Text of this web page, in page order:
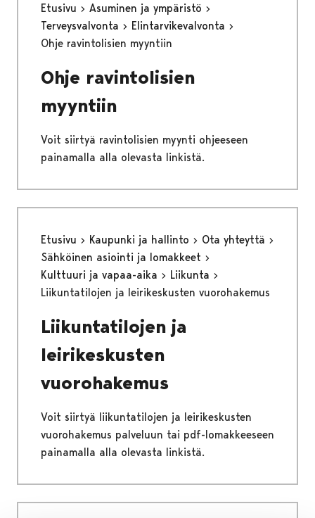
Etusivu
Asuminen ja ympäristö
Terveysvalvonta
Elintarvikevalvonta
Ohje ravintolisien myyntiin
Ohje ravintolisien
myyntiin
Voit siirtyä ravintolisien myynti ohjeeseen
painamalla alla olevasta linkistä.
Etusivu Kaupunki ja hallinto
Ota yhteyttä
Sähköinen asiointi ja lomakkeet
Kulttuuri ja vapaa-aika
Liikunta
Liikuntatilojen ja leirikeskusten vuorohakemus
Liikuntatilojen ja
leirikeskusten
vuorohakemus
Voit siirtyä liikuntatilojen ja leirikeskusten
vuorohakemus palveluun tai pdf-lomakkeeseen
painamalla alla olevasta linkistä.